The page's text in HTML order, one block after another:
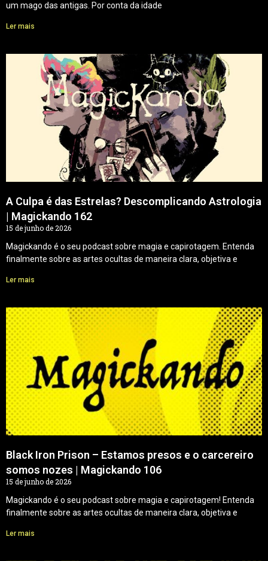
um mago das antigas. Por conta da idade
Ler mais
A Culpa é das Estrelas? Descomplicando Astrologia
| Magickando 162
15 de junho de 2026
Magickando é o seu podcast sobre magia e capirotagem. Entenda
finalmente sobre as artes ocultas de maneira clara, objetiva e
Ler mais
Black Iron Prison – Estamos presos e o carcereiro
somos nozes | Magickando 106
15 de junho de 2026
Magickando é o seu podcast sobre magia e capirotagem! Entenda
finalmente sobre as artes ocultas de maneira clara, objetiva e
Ler mais